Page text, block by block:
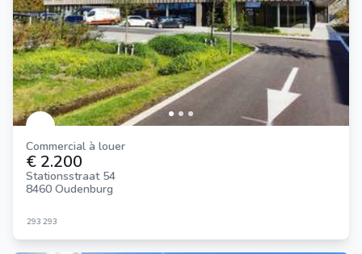
Commercial à louer
€ 2.200
Stationsstraat 54
8460 Oudenburg
293 293